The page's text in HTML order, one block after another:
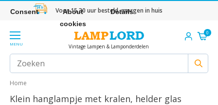
Voor 15.30 uur besteld, morgen in huis
MENU Vintage Lampen & Lamponderdelen
0
Home
Klein hanglampje met kralen, helder glas
Consent
About
cookies
Details